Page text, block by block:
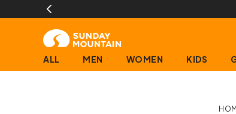
ALL MEN WOMEN KIDS